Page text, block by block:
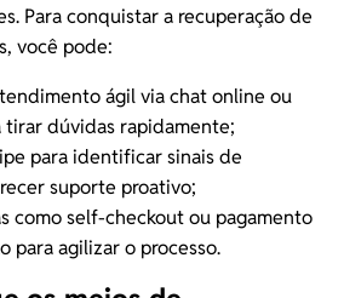
Para conquistar a recuperação de
você pode:
ágil via chat online ou
tirar dúvidas rapidamente;
para identificar sinais de
suporte proativo;
como self-checkout ou pagamento
para agilizar o processo.